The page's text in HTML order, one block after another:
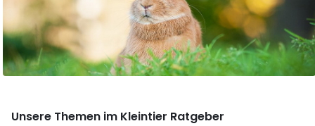
Unsere Themen im Kleintier Ratgeber